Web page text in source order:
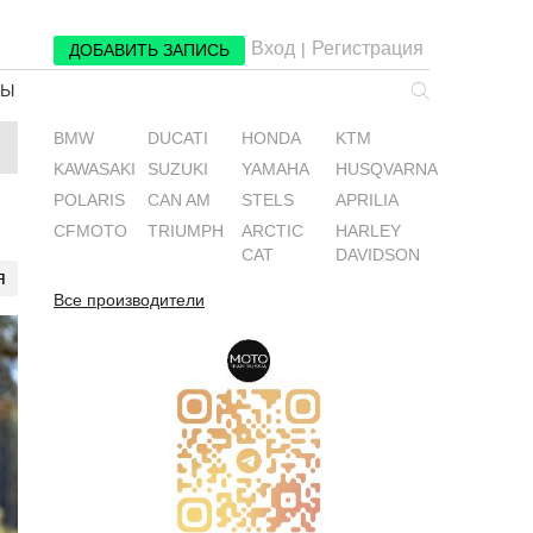
ДОБАВИТЬ ЗАПИСЬ Вход | Регистрация
BMW DUCATI HONDA
KTM
KAWASAKI
SUZUKI YAMAHA
HUSQVARNA
POLARIS
CAN AM STELS
APRILIA
CFMOTO
TRIUMPH
ARCTIC
CAT
HARLEY
DAVIDSON
Все производители